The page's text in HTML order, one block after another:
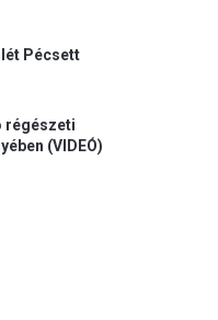
Pécsett
régészeti
(VIDEÓ)